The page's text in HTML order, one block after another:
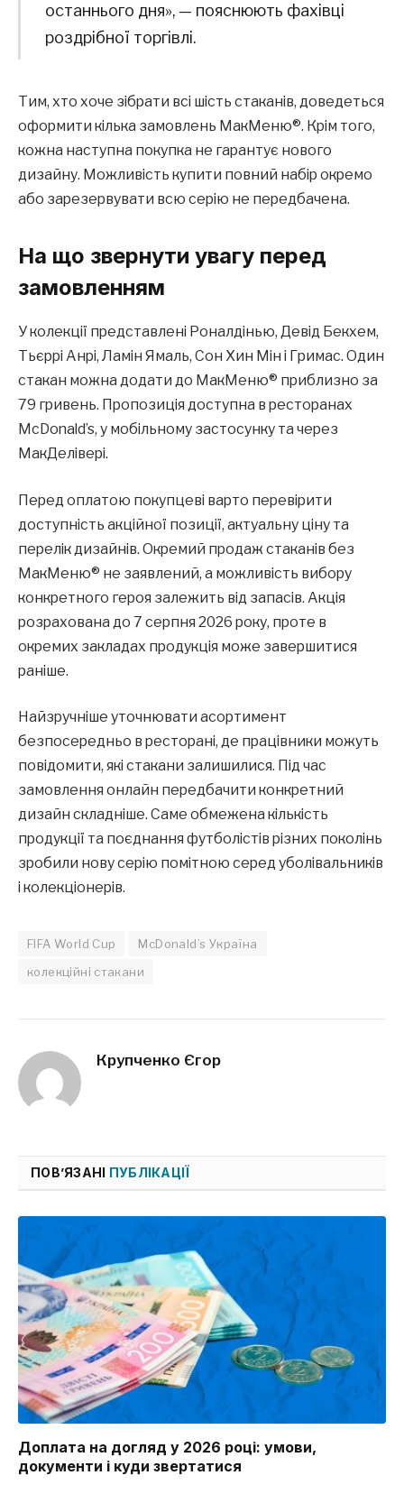
останнього дня», — пояснюють фахівці
роздрібної торгівлі.
Тим, хто хоче зібрати всі шість стаканів, доведеться
оформити кілька замовлень МакМеню®. Крім того,
кожна наступна покупка не гарантує нового
дизайну. Можливість купити повний набір окремо
або зарезервувати всю серію не передбачена.
На що звернути увагу перед
замовленням
У колекції представлені Роналдінью, Девід Бекхем,
Тьєррі Анрі, Ламін Ямаль, Сон Хин Мін і Гримас. Один
стакан можна додати до МакМеню® приблизно за
79 гривень. Пропозиція доступна в ресторанах
McDonald’s, у мобільному застосунку та через
МакДелівері.
Перед оплатою покупцеві варто перевірити
доступність акційної позиції, актуальну ціну та
перелік дизайнів. Окремий продаж стаканів без
МакМеню® не заявлений, а можливість вибору
конкретного героя залежить від запасів. Акція
розрахована до 7 серпня 2026 року, проте в
окремих закладах продукція може завершитися
раніше.
Найзручніше уточнювати асортимент
безпосередньо в ресторані, де працівники можуть
повідомити, які стакани залишилися. Під час
замовлення онлайн передбачити конкретний
дизайн складніше. Саме обмежена кількість
продукції та поєднання футболістів різних поколінь
зробили нову серію помітною серед уболівальників
і колекціонерів.
FIFA World Cup
McDonald’s Україна
колекційні стакани
Крупченко Єгор
ПОВ’ЯЗАНІ ПУБЛІКАЦІЇ
Доплата на догляд у 2026 році: умови,
документи і куди звертатися